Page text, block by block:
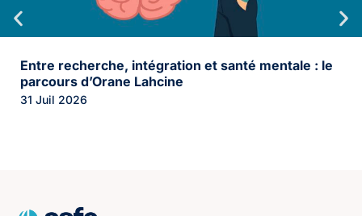
Entre recherche, intégration et santé mentale : le
parcours d’Orane Lahcine
31 Juil 2026